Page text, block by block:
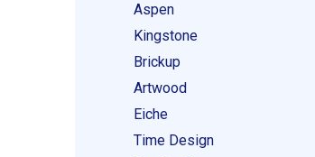
Aspen
Kingstone
Brickup
Artwood
Eiche
Time Design